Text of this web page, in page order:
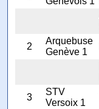
2
Arquebuse
Genève 1
3
STV
Versoix 1